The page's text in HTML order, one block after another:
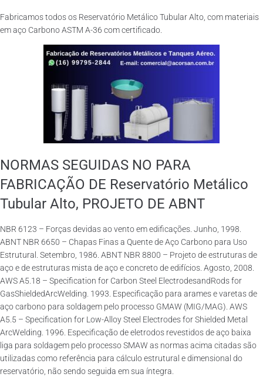
Fabricamos todos os Reservatório Metálico Tubular Alto, com materiais
em aço Carbono ASTM A-36 com certificado.
NORMAS SEGUIDAS NO PARA
FABRICAÇÃO DE Reservatório Metálico
Tubular Alto, PROJETO DE ABNT
NBR 6123 – Forças devidas ao vento em edificações. Junho, 1998.
ABNT NBR 6650 – Chapas Finas a Quente de Aço Carbono para Uso
Estrutural. Setembro, 1986. ABNT NBR 8800 – Projeto de estruturas de
aço e de estruturas mista de aço e concreto de edifícios. Agosto, 2008.
AWS A5.18 – Specification for Carbon Steel ElectrodesandRods for
GasShieldedArcWelding. 1993. Especificação para arames e varetas de
aço carbono para soldagem pelo processo GMAW (MIG/MAG). AWS
A5.5 – Specification for Low-Alloy Steel Electrodes for Shielded Metal
ArcWelding. 1996. Especificação de eletrodos revestidos de aço baixa
liga para soldagem pelo processo SMAW as normas acima citadas são
utilizadas como referência para cálculo estrutural e dimensional do
reservatório, não sendo seguida em sua íntegra.